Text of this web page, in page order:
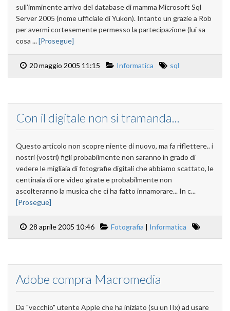
sull'imminente arrivo del database di mamma Microsoft Sql
Server 2005 (nome ufficiale di Yukon). Intanto un grazie a Rob
per avermi cortesemente permesso la partecipazione (lui sa
cosa ...[Prosegue]
20 maggio 2005 11:15 Informatica sql
Con il digitale non si tramanda...
Questo articolo non scopre niente di nuovo, ma fa riflettere.. i
nostri (vostri) figli probabilmente non saranno in grado di
vedere le migliaia di fotografie digitali che abbiamo scattato, le
centinaia di ore video girate e probabilmente non
ascolteranno la musica che ci ha fatto innamorare... In c...
[Prosegue]
28 aprile 2005 10:46 Fotografia | Informatica
Adobe compra Macromedia
Da "vecchio" utente Apple che ha iniziato (su un IIx) ad usare